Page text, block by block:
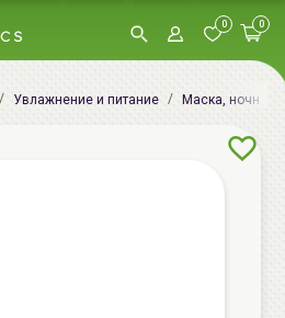
0 0
Увлажнение и питание Маска, ночная